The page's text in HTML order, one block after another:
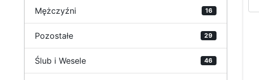
Mężczyźni 16
Pozostałe 29
Ślub i Wesele 46